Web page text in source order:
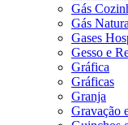
Gás
Gás
Gases
Gesso e
Gráfica
Gráficas
Granja
Gravação